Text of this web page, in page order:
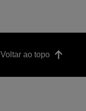
Voltar ao topo